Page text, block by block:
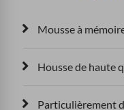
Mousse à
Housse de haute
Particulièrement